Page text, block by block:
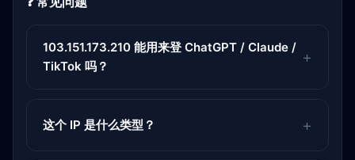
103.151.173.210 能用来登 ChatGPT / Claude /
TikTok 吗？
这个 IP 是什么类型？